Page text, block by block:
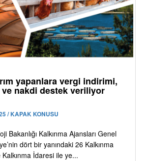
yapanlara vergi indirimi,
nakdi destek veriliyor
/ KAPAK KONUSU
Bakanlığı Kalkınma Ajansları Genel
dört bir yanındaki 26 Kalkınma
İdaresi ile ye...